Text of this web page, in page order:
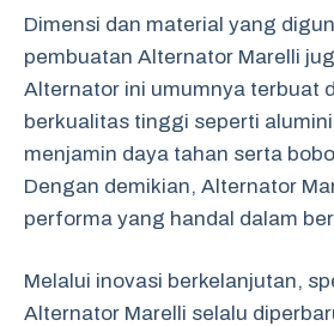
Dimensi dan material yang
pembuatan Alternator Marelli
Alternator ini umumnya terbuat
berkualitas tinggi seperti
menjamin daya tahan serta
Dengan demikian, Alternator
performa yang handal dalam
Melalui inovasi berkelanjutan,
Alternator Marelli selalu